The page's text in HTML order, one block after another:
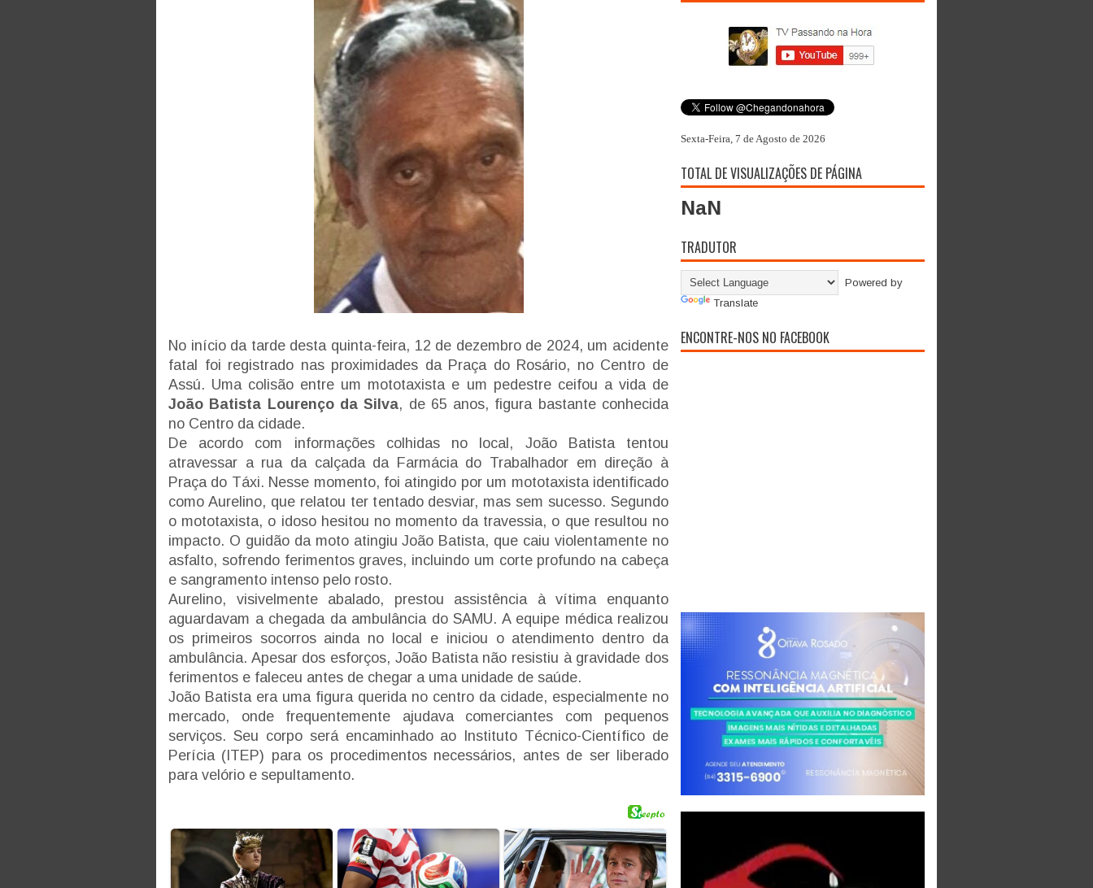
No início da tarde desta quinta-feira, 12 de dezembro de 2024, um acidente
fatal foi registrado nas proximidades da Praça do Rosário, no Centro de
Assú. Uma colisão entre um mototaxista e um pedestre ceifou a vida de
João Batista Lourenço da Silva, de 65 anos, figura bastante conhecida
no Centro da cidade.
De acordo com informações colhidas no local, João Batista tentou
atravessar a rua da calçada da Farmácia do Trabalhador em direção à
Praça do Táxi. Nesse momento, foi atingido por um mototaxista identificado
como Aurelino, que relatou ter tentado desviar, mas sem sucesso. Segundo
o mototaxista, o idoso hesitou no momento da travessia, o que resultou no
impacto. O guidão da moto atingiu João Batista, que caiu violentamente no
asfalto, sofrendo ferimentos graves, incluindo um corte profundo na cabeça
e sangramento intenso pelo rosto.
Aurelino, visivelmente abalado, prestou assistência à vítima enquanto
aguardavam a chegada da ambulância do SAMU. A equipe médica realizou
os primeiros socorros ainda no local e iniciou o atendimento dentro da
ambulância. Apesar dos esforços, João Batista não resistiu à gravidade dos
ferimentos e faleceu antes de chegar a uma unidade de saúde.
João Batista era uma figura querida no centro da cidade, especialmente no
mercado, onde frequentemente ajudava comerciantes com pequenos
serviços. Seu corpo será encaminhado ao Instituto Técnico-Científico de
Perícia (ITEP) para os procedimentos necessários, antes de ser liberado
para velório e sepultamento.
Sexta-Feira, 7 de Agosto de 2026
TOTAL DE VISUALIZAÇÕES DE PÁGINA
NaN
TRADUTOR
Powered by
Translate
ENCONTRE-NOS NO FACEBOOK